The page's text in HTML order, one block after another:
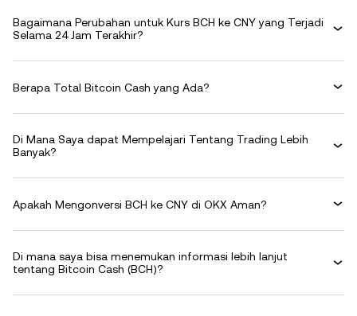
Bagaimana Perubahan untuk Kurs BCH ke CNY yang Terjadi
Selama 24 Jam Terakhir?
Berapa Total Bitcoin Cash yang Ada?
Di Mana Saya dapat Mempelajari Tentang Trading Lebih
Banyak?
Apakah Mengonversi BCH ke CNY di OKX Aman?
Di mana saya bisa menemukan informasi lebih lanjut
tentang Bitcoin Cash (BCH)?